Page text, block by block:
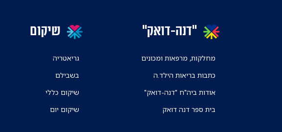
"דנה-דואק"
מחלקות, מרפאות ומכונים
כתבות בריאות הילד.ה
אודות ביה"ח "דנה-דואק"
בית ספר דנה דואק
שיקום
גריאטריה
בשבילם
שיקום כללי
שיקום יום